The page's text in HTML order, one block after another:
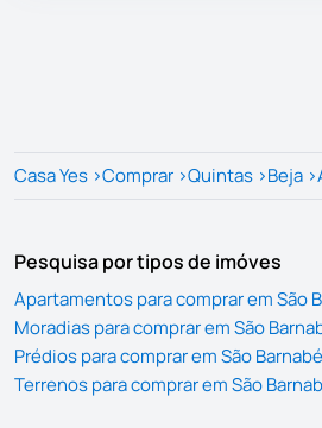
Casa Yes >Comprar >Quintas >Beja >
Pesquisa por tipos de imóves
Apartamentos para comprar em São
Moradias para comprar em São
Prédios para comprar em São Barnabé
Terrenos para comprar em São